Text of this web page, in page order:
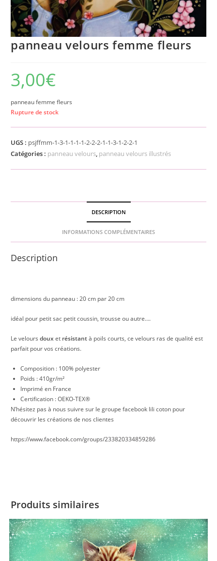
panneau velours femme fleurs
3,00€
panneau femme fleurs
Rupture de stock
UGS : psjffmm-1-3-1-1-1-1-2-2-2-1-1-3-1-2-2-1
Catégories : panneau velours, panneau velours illustrés
DESCRIPTION
INFORMATIONS COMPLÉMENTAIRES
Description
dimensions du panneau : 20 cm par 20 cm
idéal pour petit sac petit coussin, trousse ou autre….
Le veloursdouxet résistantà poils courts, ce velours ras de qualité est
parfait pour vos créations.
Composition : 100% polyester
Poids : 410gr/m²
Imprimé en France
Certification : OEKO-TEX®
N’hésitez pas à nous suivre sur le groupe facebook lili coton pour
découvrir les créations de nos clientes
https://www.facebook.com/groups/233820334859286
Produits similaires